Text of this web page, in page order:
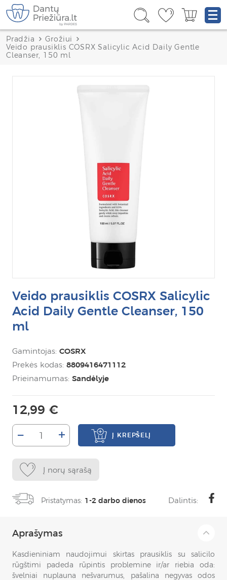
Pradžia
Grožiui
Veido prausiklis COSRX Salicylic Acid Daily Gentle
Cleanser, 150 ml
Veido prausiklis COSRX Salicylic
Acid Daily Gentle Cleanser, 150
ml
Gamintojas: COSRX
Prekės kodas: 8809416471112
Prieinamumas: Sandėlyje
12,99 €
– + Į KREPŠELĮ
Į norų sąrašą
Pristatymas: 1-2 darbo dienos Dalintis:
Aprašymas
Kasdieniniam naudojimui skirtas prausiklis su salicilo
rūgštimi padeda rūpintis problemine ir/ar riebia oda:
švelniai nuplauna nešvarumus, pašalina negyvas odos